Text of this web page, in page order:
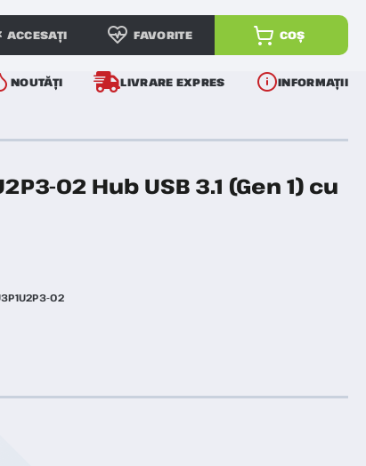
ACCESAȚI FAVORITE COȘ
NOUTĂȚI LIVRARE EXPRES INFORMAȚII
02 Hub USB 3.1 (Gen 1) cu
02